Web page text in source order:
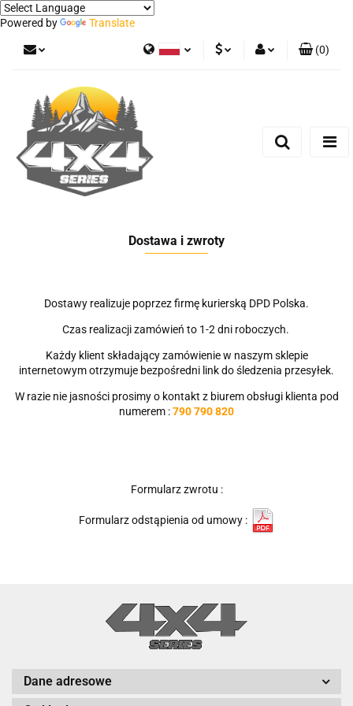
Powered by Translate
German
(0)
Dostawa i zwroty
Dostawy realizuje poprzez firmę kurierską DPD Polska.
Czas realizacji zamówień to 1-2 dni roboczych.
Każdy klient składający zamówienie w naszym sklepie
internetowym otrzymuje bezpośredni link do śledzenia przesyłek.
W razie nie jasności prosimy o kontakt z biurem obsługi klienta pod
numerem :790 790 820
Formularz zwrotu :
Formularz odstąpienia od umowy :
Dane adresowe